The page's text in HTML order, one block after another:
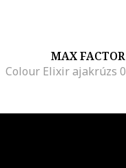
MAX FACTOR